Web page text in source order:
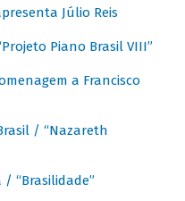
Júlio Reis
Piano Brasil VIII”
a Francisco
/ “Nazareth
/ “Brasilidade”